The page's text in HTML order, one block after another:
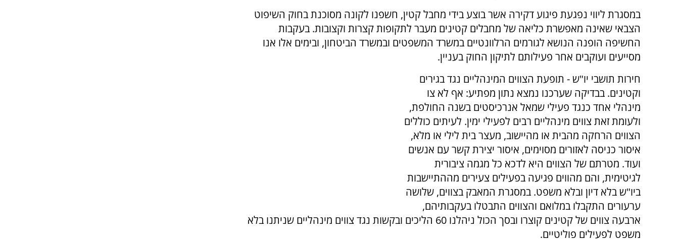
במסגרת ליווי נפגעת פיגוע דקירה אשר בוצע בידי מחבל קטין, חשפנו לקונה מסוכנת בחוק השיפוט
הצבאי שאינה מאפשרת כליאה של מחבלים קטינים מעבר לתקופות קצרות וקצובות. בעקבות
החשיפה הופנה הנושא לגורמים הרלוונטיים במשרד המשפטים ובמשרד הביטחון, ובימים אלו אנו
מסייעים ועוקבים אחר פעילותם לתיקון החוק בעניין.
חירות תושבי יו"ש - תופעת הצווים המינהליים נגד בגירים
וקטינים. בבדיקה שערכנו נמצא נתון מפתיע: אף לא צו
מינהלי אחד כנגד פעילי שמאל אנרכיסטים בשנה החולפת,
ולעומת זאת צווים מינהליים רבים לפעילי ימין. לעיתים כוללים
הצווים הרחקה מהבית או מהיישוב, מעצר בית לילי או מלא,
איסור כניסה לאזורים מסוימים, איסור יצירת קשר עם אנשים
ועוד. מטרתם של הצווים היא לדכא כל מגמה ציבורית
לגיטימית, והם מהווים פגיעה בפעילים צעירים מההתיישבות
ביו"ש בלא דיון ובלא משפט. במסגרת המאבק בצווים, שלושה
ערעורים התקבלו במלואם והצווים התבטלו בעקבותיהם,
ארבעה צווים של קטינים קוצרו ובסך הכול ניהלנו 60 הליכים ובקשות נגד צווים מינהליים שניתנו בלא
משפט לפעילים פוליטיים.